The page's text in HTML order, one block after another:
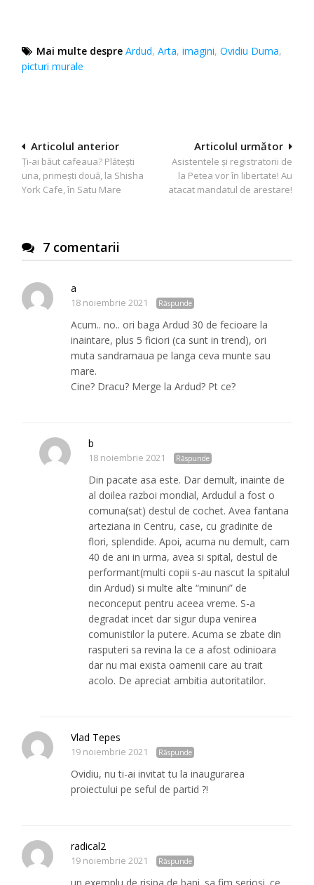
Mai multe despre Ardud,Arta,imagini,Ovidiu Duma,
picturi murale
Navigare
în
articole
Articolul următor
Asistentele şi registratorii de
la Petea vor în libertate! Au
atacat mandatul de arestare!
Articolul anterior
Ți-ai băut cafeaua? Plătești
una, primești două, la Shisha
York Cafe, în Satu Mare
7 comentarii
a
18 noiembrie 2021 Răspunde
Acum.. no.. ori baga Ardud 30 de fecioare la
inaintare, plus 5 ficiori (ca sunt in trend), ori
muta sandramaua pe langa ceva munte sau
mare.
Cine? Dracu? Merge la Ardud? Pt ce?
b
18 noiembrie 2021 Răspunde
Din pacate asa este. Dar demult, inainte de
al doilea razboi mondial, Ardudul a fost o
comuna(sat) destul de cochet. Avea fantana
arteziana in Centru, case, cu gradinite de
flori, splendide. Apoi, acuma nu demult, cam
40 de ani in urma, avea si spital, destul de
performant(multi copii s-au nascut la spitalul
din Ardud) si multe alte “minuni” de
neconceput pentru aceea vreme. S-a
degradat incet dar sigur dupa venirea
comunistilor la putere. Acuma se zbate din
rasputeri sa revina la ce a afost odinioara
dar nu mai exista oamenii care au trait
acolo. De apreciat ambitia autoritatilor.
Vlad Tepes
19 noiembrie 2021 Răspunde
Ovidiu, nu ti-ai invitat tu la inaugurarea
proiectului pe seful de partid ?!
radical2
19 noiembrie 2021 Răspunde
un exemplu de risipa de bani. sa fim seriosi. ce